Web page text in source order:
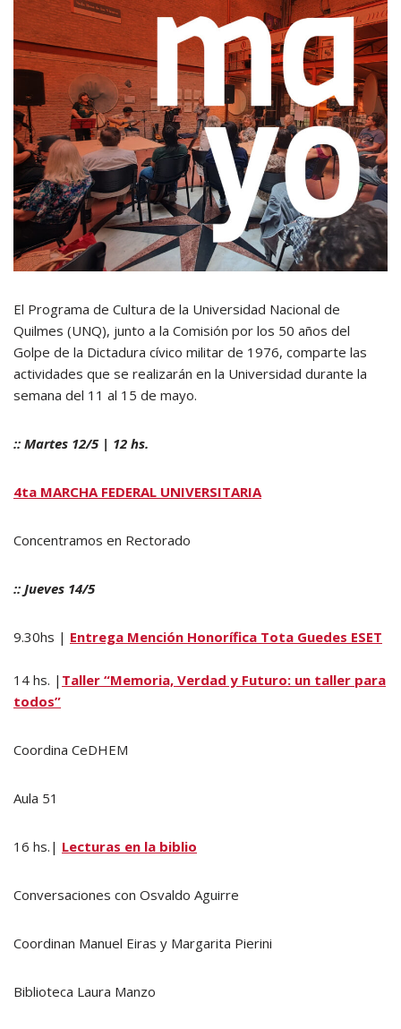
El Programa de Cultura de la Universidad Nacional de
Quilmes (UNQ), junto a la Comisión por los 50 años del
Golpe de la Dictadura cívico militar de 1976, comparte las
actividades que se realizarán en la Universidad durante la
semana del 11 al 15 de mayo.
:: Martes 12/5 | 12 hs.
4ta MARCHA FEDERAL UNIVERSITARIA
Concentramos en Rectorado
:: Jueves 14/5
9.30hs | Entrega Mención Honorífica Tota Guedes ESET
14 hs. | Taller “Memoria, Verdad y Futuro: un taller para
todos”
Coordina CeDHEM
Aula 51
16 hs.| Lecturas en la biblio
Conversaciones con Osvaldo Aguirre
Coordinan Manuel Eiras y Margarita Pierini
Biblioteca Laura Manzo